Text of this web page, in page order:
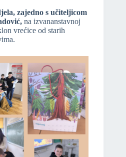
zajedno s učiteljicom
na izvananstavnoj
vrećice od starih